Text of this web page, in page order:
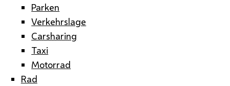
Parken
Verkehrslage
Carsharing
Taxi
Motorrad
Rad